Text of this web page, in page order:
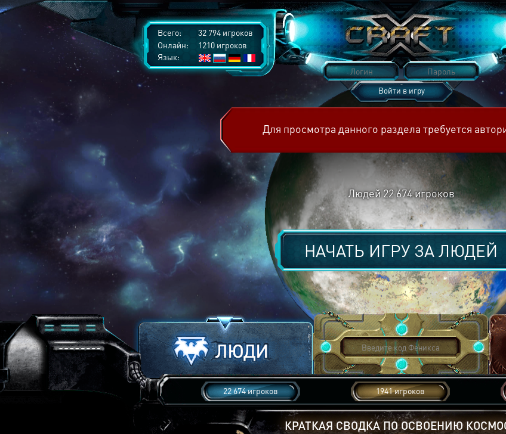
Всего:
32 794 игроков
Онлайн:
1210 игроков
Язык:
Войти в игру
Для просмотра данного раздела требуется
Людей 22 674игроков
НАЧАТЬ ИГРУ ЗАЛЮДЕЙ
22 674 игроков 1941 игроков
КРАТКАЯ СВОДКА ПО ОСВОЕНИЮ